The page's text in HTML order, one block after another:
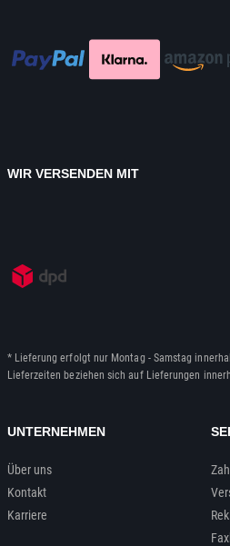
WIR VERSENDEN MIT
* Lieferung erfolgt nur Montag - Samstag
Lieferzeiten beziehen sich auf Lieferungen
UNTERNEHMEN
Über uns
Kontakt
Karriere